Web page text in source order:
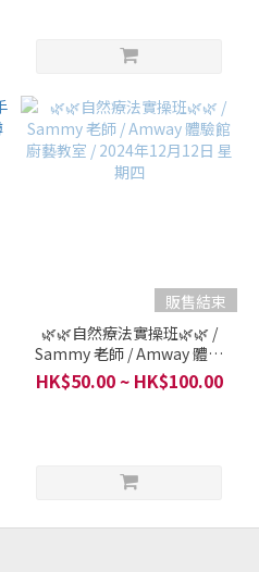
販售結束
🌿🌿自然療法實操班🌿🌿 /
Sammy 老師 / Amway 體驗
館廚藝教室 / 2024年12月12
日 星期四
HK$50.00 ~ HK$100.00